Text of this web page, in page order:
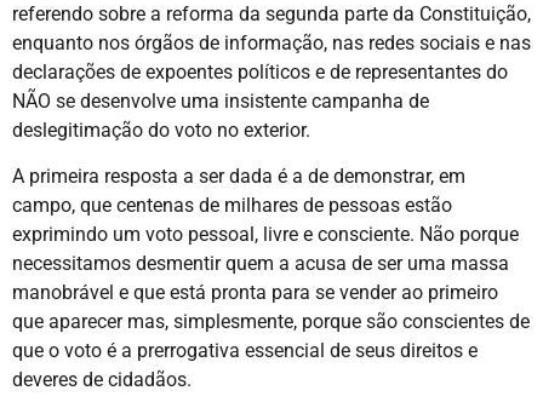
referendo sobre a reforma da segunda parte da Constituição,
enquanto nos órgãos de informação, nas redes sociais e nas
declarações de expoentes políticos e de representantes do
NÃO se desenvolve uma insistente campanha de
deslegitimação do voto no exterior.
A primeira resposta a ser dada é a de demonstrar, em
campo, que centenas de milhares de pessoas estão
exprimindo um voto pessoal, livre e consciente. Não porque
necessitamos desmentir quem a acusa de ser uma massa
manobrável e que está pronta para se vender ao primeiro
que aparecer mas, simplesmente, porque são conscientes de
que o voto é a prerrogativa essencial de seus direitos e
deveres de cidadãos.